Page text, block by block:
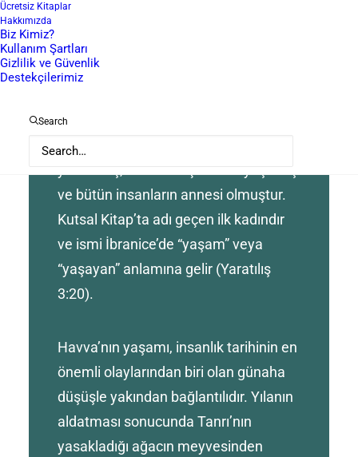
Ücretsiz Kitaplar
Hakkımızda
Biz Kimiz?
Kullanım Şartları
Gizlilik ve Güvenlik
Destekçilerimiz
Search
Kısaca
tarafından yaratılan ilk kadındır.
Adem’in yardımcısı ve eşi olarak
ve bütün insanların annesi olmuştur.
Kutsal Kitap’ta adı geçen ilk kadındır
ve ismi İbranice’de “yaşam” veya
“yaşayan” anlamına gelir (Yaratılış
3:20).
Havva’nın yaşamı, insanlık tarihinin en
önemli olaylarından biri olan günaha
düşüşle yakından bağlantılıdır. Yılanın
aldatması sonucunda Tanrı’nın
yasakladığı ağacın meyvesinden